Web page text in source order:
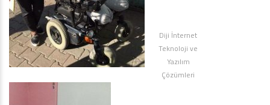
Diji İnternet
Teknoloji ve
Yazılım
Çözümleri